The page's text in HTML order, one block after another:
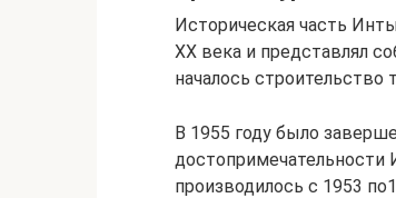
Историческая часть
XX века и представлял
началось
В 1955 году было
достопримечательности
производилось с 1953